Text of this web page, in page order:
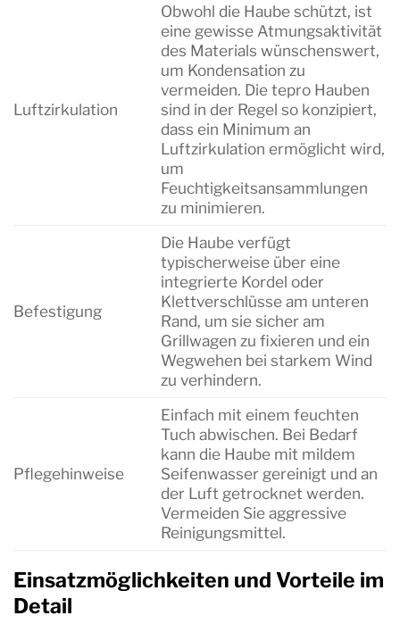
Luftzirkulation
Obwohl die Haube schützt, ist
eine gewisse Atmungsaktivität
des Materials wünschenswert,
um Kondensation zu
vermeiden. Die tepro Hauben
sind in der Regel so konzipiert,
dass ein Minimum an
Luftzirkulation ermöglicht wird,
um
Feuchtigkeitsansammlungen
zu minimieren.
Befestigung
Die Haube verfügt
typischerweise über eine
integrierte Kordel oder
Klettverschlüsse am unteren
Rand, um sie sicher am
Grillwagen zu fixieren und ein
Wegwehen bei starkem Wind
zu verhindern.
Pflegehinweise
Einfach mit einem feuchten
Tuch abwischen. Bei Bedarf
kann die Haube mit mildem
Seifenwasser gereinigt und an
der Luft getrocknet werden.
Vermeiden Sie aggressive
Reinigungsmittel.
Einsatzmöglichkeiten und Vorteile im
Detail